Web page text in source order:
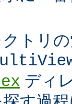
トリ
ディ